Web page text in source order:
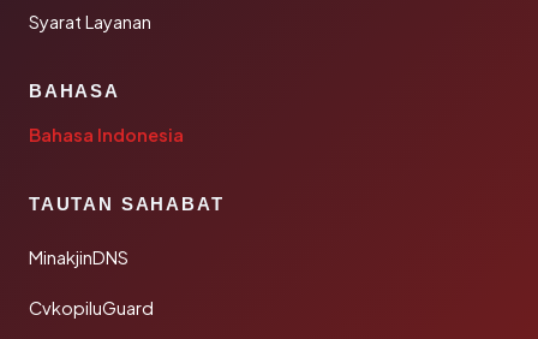
Syarat Layanan
BAHASA
Bahasa Indonesia
TAUTAN SAHABAT
MinakjinDNS
CvkopiluGuard